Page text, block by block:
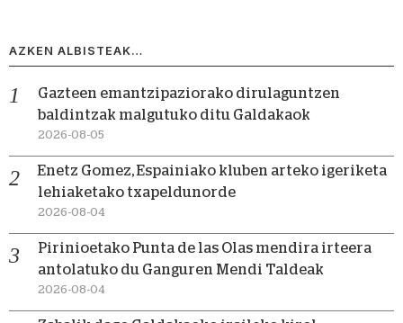
AZKEN ALBISTEAK…
Gazteen emantzipaziorako dirulaguntzen
baldintzak malgutuko ditu Galdakaok
2026-08-05
Enetz Gomez, Espainiako kluben arteko igeriketa
lehiaketako txapeldunorde
2026-08-04
Pirinioetako Punta de las Olas mendira irteera
antolatuko du Ganguren Mendi Taldeak
2026-08-04